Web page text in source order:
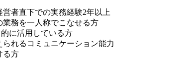
者直下での実務経験2年以上
務を一人称でこなせる方
に活用している方
れるコミュニケーション能力
る方